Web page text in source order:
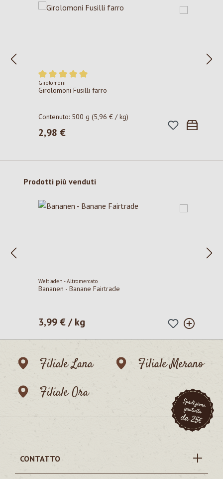
Valutazione media di 5 su 5 stelle
Girolomoni
Girolomoni Fusilli farro
Contenuto: 500 g(5,96 € / kg)
Prezzo normale:
2,98 €
Salta la galleria dei prodotti
Prodotti più venduti
Weltladen - Altromercato
Bananen - Banane Fairtrade
Prezzo normale:
3,99 € / kg
Filiale Lana
Filiale Merano
Filiale Ora
CONTATTO